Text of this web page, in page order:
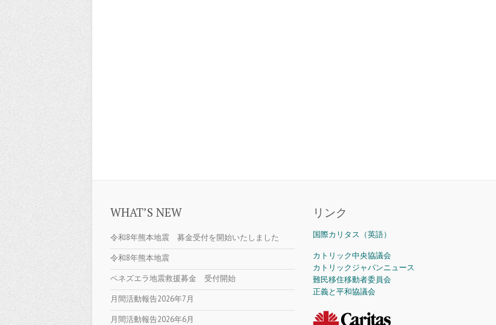
WHAT’S NEW
令和8年熊本地震 募金受付を開始いたしました
令和8年熊本地震
ベネズエラ地震救援募金 受付開始
月間活動報告2026年7月
月間活動報告2026年6月
リンク
国際カリタス（英語）
カトリック中央協議会
カトリックジャパンニュース
難民移住移動者委員会
正義と平和協議会